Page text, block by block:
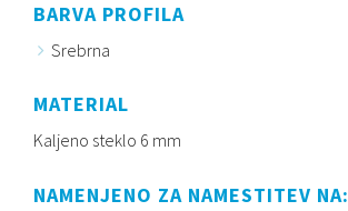
BARVA PROFILA
Srebrna
MATERIAL
Kaljeno steklo 6 mm
NAMENJENO ZA NAMESTITEV NA: